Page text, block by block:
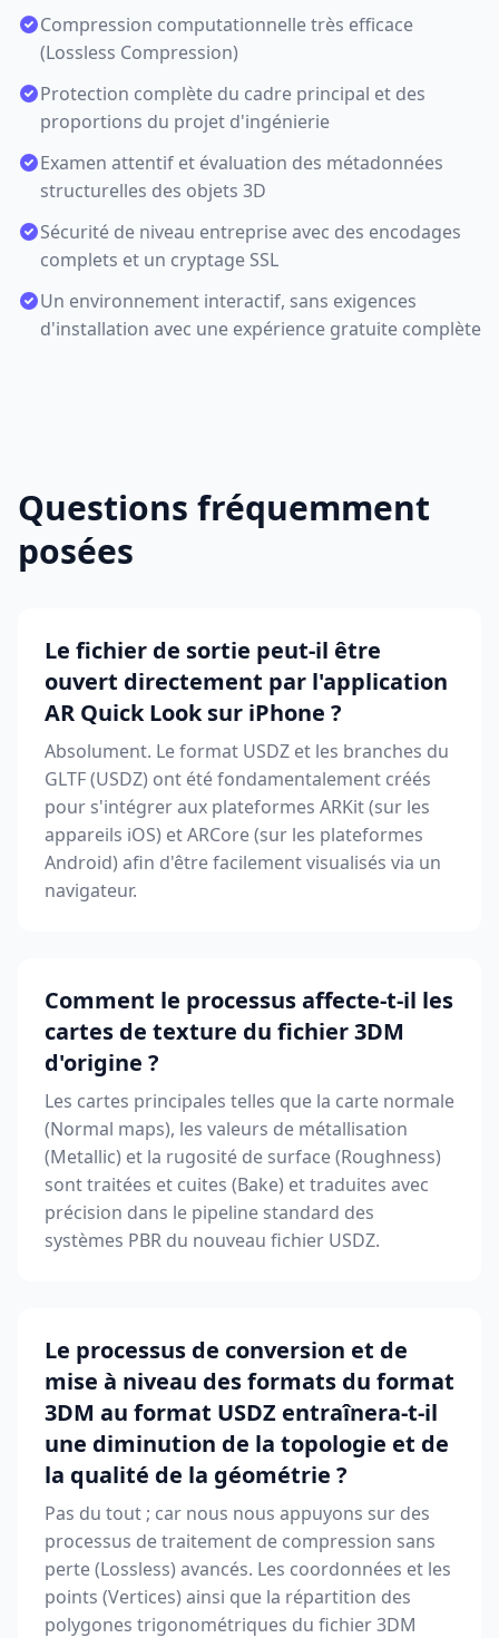
Compression computationnelle très efficace
(Lossless Compression)
Protection complète du cadre principal et des
proportions du projet d'ingénierie
Examen attentif et évaluation des métadonnées
structurelles des objets 3D
Sécurité de niveau entreprise avec des encodages
complets et un cryptage SSL
Un environnement interactif, sans exigences
d'installation avec une expérience gratuite complète
Questions fréquemment
posées
Le fichier de sortie peut-il être
ouvert directement par l'application
AR Quick Look sur iPhone ?
Absolument. Le format USDZ et les branches du
GLTF (USDZ) ont été fondamentalement créés
pour s'intégrer aux plateformes ARKit (sur les
appareils iOS) et ARCore (sur les plateformes
Android) afin d'être facilement visualisés via un
navigateur.
Comment le processus affecte-t-il les
cartes de texture du fichier 3DM
d'origine ?
Les cartes principales telles que la carte normale
(Normal maps), les valeurs de métallisation
(Metallic) et la rugosité de surface (Roughness)
sont traitées et cuites (Bake) et traduites avec
précision dans le pipeline standard des
systèmes PBR du nouveau fichier USDZ.
Le processus de conversion et de
mise à niveau des formats du format
3DM au format USDZ entraînera-t-il
une diminution de la topologie et de
la qualité de la géométrie ?
Pas du tout ; car nous nous appuyons sur des
processus de traitement de compression sans
perte (Lossless) avancés. Les coordonnées et les
points (Vertices) ainsi que la répartition des
polygones trigonométriques du fichier 3DM